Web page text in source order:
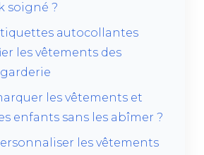
soigné ?
autocollantes
les vêtements des
les vêtements et
enfants sans les abîmer ?
les vêtements